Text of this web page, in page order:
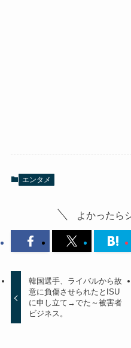
エンタメ
よかったら
韓国選手、ライバルから故
意に負傷させられたとISU
に申し立て→でた～被害者
ビジネス。